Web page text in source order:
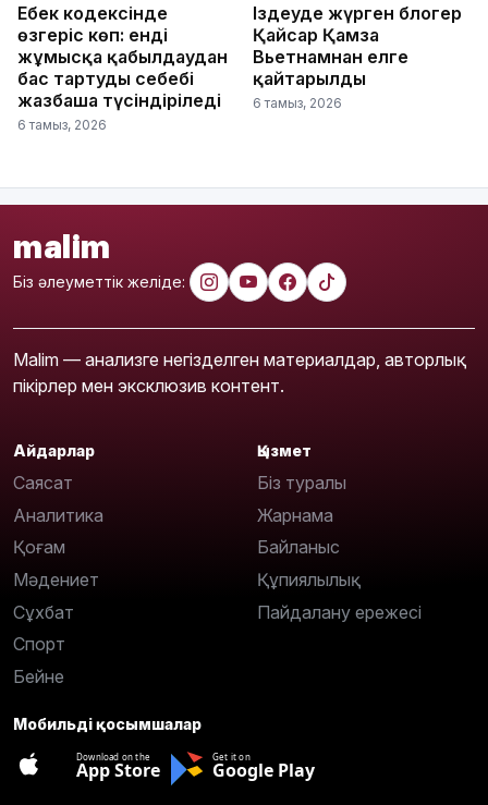
Еңбек кодексінде
өзгеріс көп: енді
жұмысқа қабылдаудан
бас тартудың себебі
жазбаша түсіндіріледі
6 тамыз, 2026
Іздеуде жүрген блогер
Қайсар Қамза
Вьетнамнан елге
қайтарылды
6 тамыз, 2026
malim
Біз әлеуметтік желіде:
Malim — анализге негізделген материалдар, авторлық
пікірлер мен эксклюзив контент.
Айдарлар
Саясат
Аналитика
Қоғам
Мәдениет
Сұхбат
Спорт
Бейне
Қызмет
Біз туралы
Жарнама
Байланыс
Құпиялылық
Пайдалану ережесі
Мобильді қосымшалар
Download on the
App Store
Get it on
Google Play